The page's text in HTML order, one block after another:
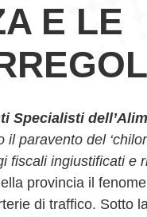
E LE
Specialisti
il paravento del
fiscali ingiustificati e
provincia il
di traffico. Sotto